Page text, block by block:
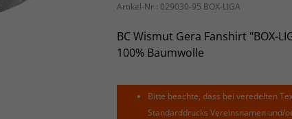
Artikel-Nr.: 029030-95 BOX-LIGA
BC Wismut Gera Fanshirt "BOX-
100% Baumwolle
Bitte beachte, dass bei veredelten
Standarddrucks Vereinsnamen und/